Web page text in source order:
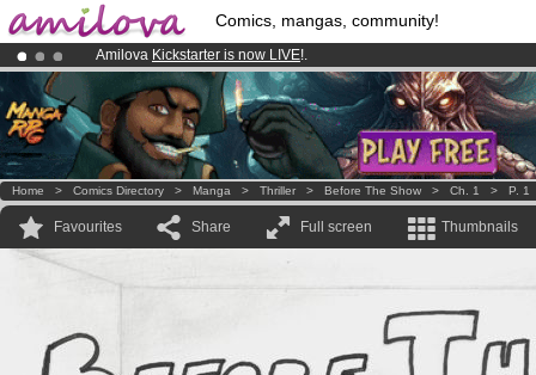
Comics, mangas, community!
Amilova Kickstarter is now LIVE!.
Already 100000membersand 1000comics & mangas!.
Premium membership from3.95 euros per month !Get membership
Home > Comics Directory > Manga > Thriller > Before The Show > Ch. 1 > P. 1
Favourites Share Full screen Thumbnails